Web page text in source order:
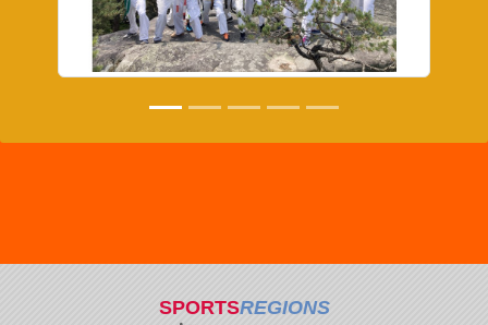
SPORTSREGIONS